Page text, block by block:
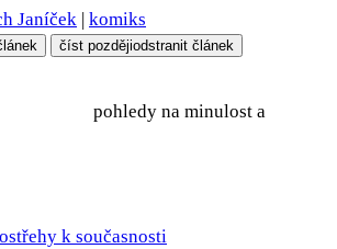
Janíček komiks
číst pozdějiodstranit článek
pohledy na minulost a
k současnosti